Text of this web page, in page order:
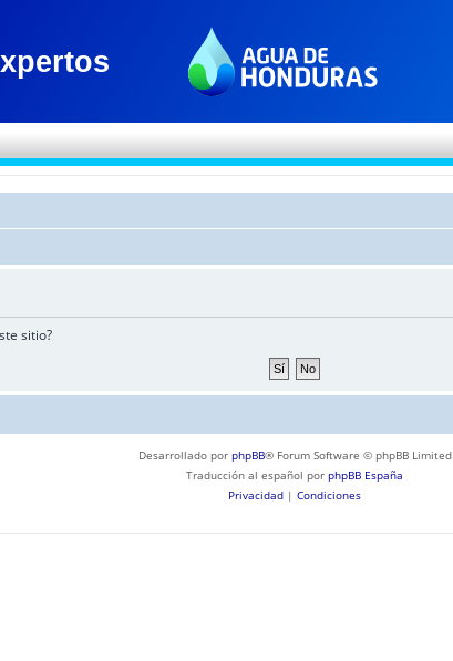
sitio?
Desarrollado por phpBB® Forum Software © phpBB Limited
Traducción al español por phpBB España
Privacidad | Condiciones